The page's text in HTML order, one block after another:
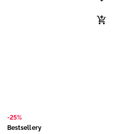
-25%
Bestsellery